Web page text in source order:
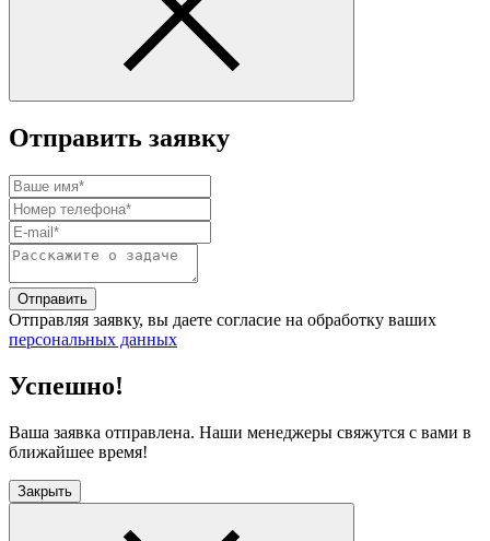
Отправить заявку
Отправить
Отправляя заявку, вы даете согласие на обработку ваших
персональных данных
Успешно!
Ваша заявка отправлена. Наши менеджеры свяжутся с вами в
ближайшее время!
Закрыть